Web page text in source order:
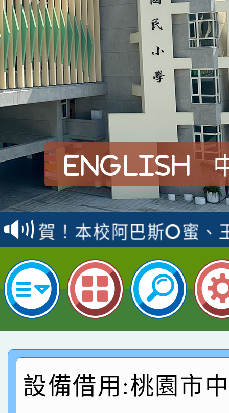
English
賀！本校參加桃園市中
賽 洪綺君教師榮獲社
名
賀！本校阿巴斯O蜜、
倩參加桃園市科展 國
名 指導老師王老師、
桃園市英語競賽國小朗
名，指導老師林老師
賀！本校參加桃園市中
賽 劉文瑛教師榮獲教
賀！本校參與2026世
創客第三名。
賽 洪綺君教師榮獲社
名
賀！本校阿巴斯O蜜、
倩參加桃園市科展 國
賀！本校四年二班張O
設備借用:桃園市